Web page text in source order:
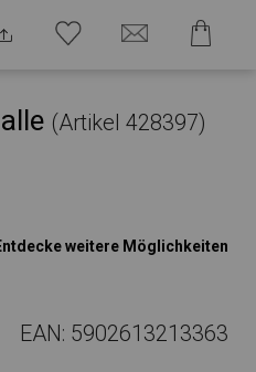
(Artikel 428397)
weitere Möglichkeiten
EAN: 5902613213363